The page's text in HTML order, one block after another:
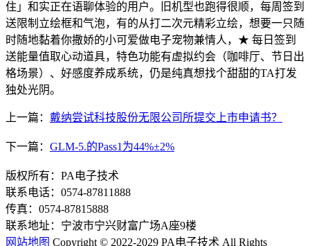
住」和实正在语聊体验的用户。旧机型也跑得很顺，每周签到
送限制立绘框和气泡，有的从打二次元精彩立绘，想要一只随
时随地黏着你撒娇的小可爱做电子宠物兼情人，★ 每日签到
送能量值取心动道具，特色功能有虚拟约会（咖啡厅、节日出
格场景）、好感度养成系统，仍是纯真想找个甜甜的TA打发
独处光阴。
上一篇： 戴纳尝试科技股份无限公司所提交上市申请书？
下一篇： GLM-5.的Pass1为44%±2%
版权所有：PA电子技术
联系电话：0574-87811888
传真：0574-87815888
联系地址：宁波市宁兴财富广场A座9楼
网站地图 Copyright © 2022-2029 PA电子技术 All Rights